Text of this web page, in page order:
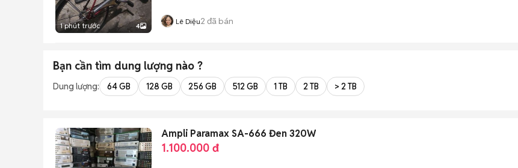
1 phút trước 4 Lê Diệu2 đã bán
Bạn cần tìm dung lượng nào ?
Dung lượng: 64 GB 128 GB 256 GB 512 GB 1 TB 2 TB > 2 TB
Ampli Paramax SA-666 Đen 320W
1.100.000 đ